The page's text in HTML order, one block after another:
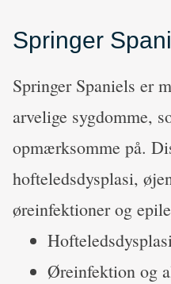
Springer
Springer Spaniels er
arvelige sygdomme,
opmærksomme på.
hofteledsdysplasi,
øreinfektioner og
Øreinfektion og